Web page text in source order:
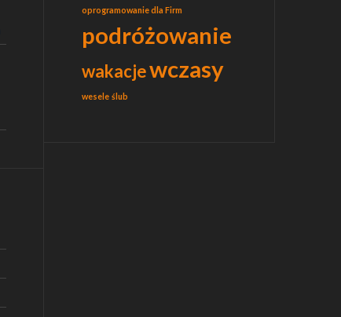
oprogramowanie dla Firm
podróżowanie
wakacjewczasy
wesele ślub